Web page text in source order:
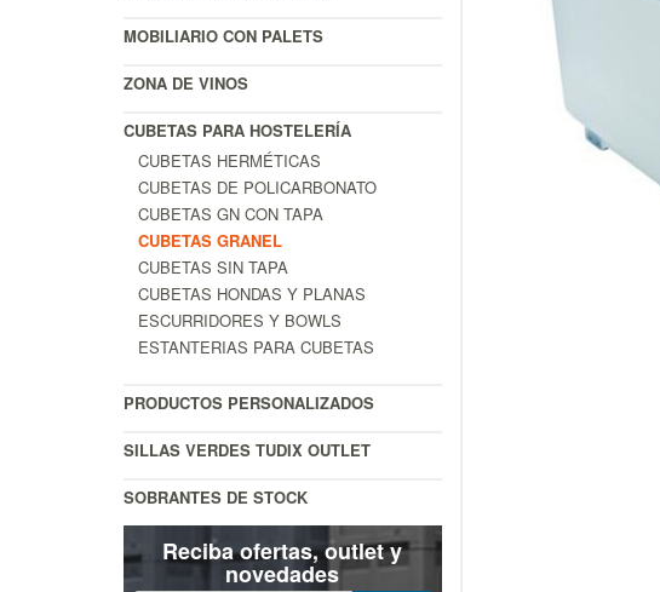
MOBILIARIO CON PALETS
ZONA DE VINOS
CUBETAS PARA HOSTELERÍA
CUBETAS HERMÉTICAS
CUBETAS DE POLICARBONATO
CUBETAS GN CON TAPA
CUBETAS GRANEL
CUBETAS SIN TAPA
CUBETAS HONDAS Y PLANAS
ESCURRIDORES Y BOWLS
ESTANTERIAS PARA CUBETAS
PRODUCTOS PERSONALIZADOS
SILLAS VERDES TUDIX OUTLET
SOBRANTES DE STOCK
Reciba ofertas, outlet y
novedades